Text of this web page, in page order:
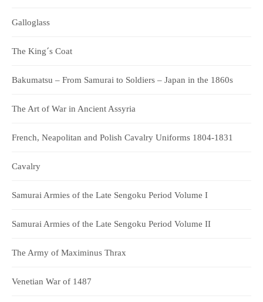
Galloglass
The King´s Coat
Bakumatsu – From Samurai to Soldiers – Japan in the 1860s
The Art of War in Ancient Assyria
French, Neapolitan and Polish Cavalry Uniforms 1804-1831
Cavalry
Samurai Armies of the Late Sengoku Period Volume I
Samurai Armies of the Late Sengoku Period Volume II
The Army of Maximinus Thrax
Venetian War of 1487